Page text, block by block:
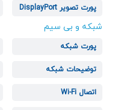
پورت تصویر DisplayPort
شبکه و بی سیم
پورت شبکه
توضیحات شبکه
اتصال Wi-Fi